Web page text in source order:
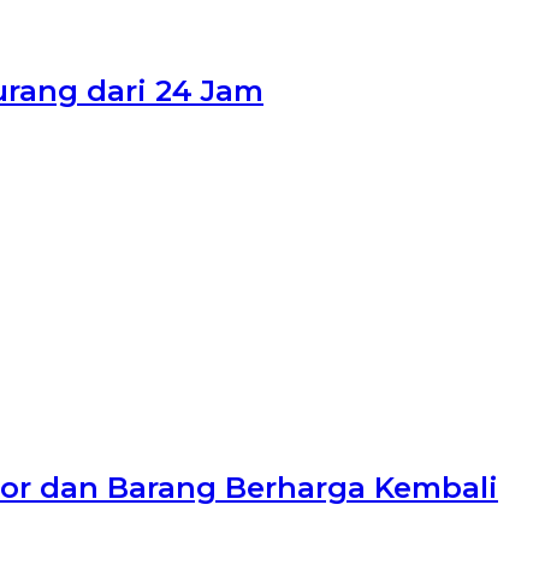
dari 24 Jam
dan Barang Berharga Kembali